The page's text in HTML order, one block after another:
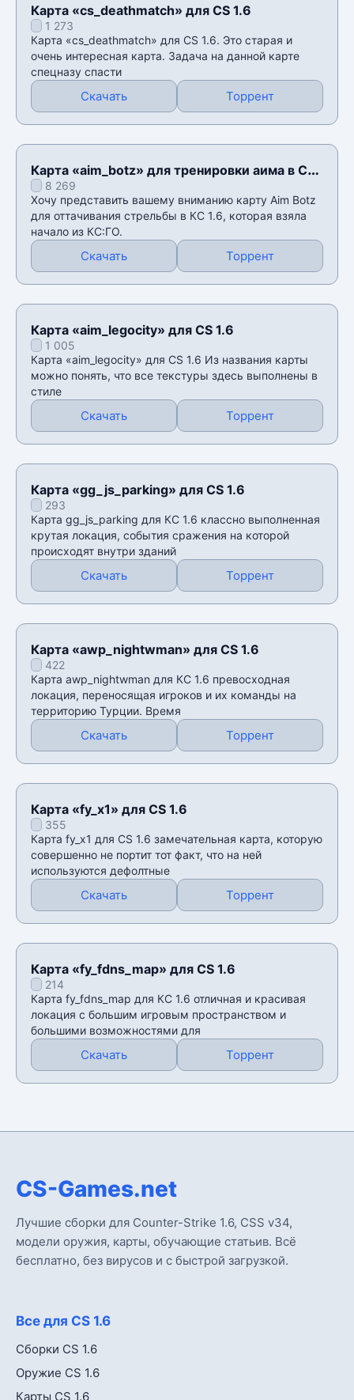
Карта «cs_deathmatch» для CS 1.6
1 273
Карта «cs_deathmatch» для CS 1.6. Это старая и
очень интересная карта. Задача на данной карте
спецназу спасти
Скачать Торрент
Карта «aim_botz» для тренировки аима в CS
1.68 269
Хочу представить вашему вниманию карту Aim Botz
для оттачивания стрельбы в КС 1.6, которая взяла
начало из КС:ГО.
Скачать Торрент
Карта «aim_legocity» для CS 1.6
1 005
Карта «aim_legocity» для CS 1.6 Из названия карты
можно понять, что все текстуры здесь выполнены в
стиле
Скачать Торрент
Карта «gg_js_parking» для CS 1.6
293
Карта gg_js_parking для КС 1.6 классно выполненная
крутая локация, события сражения на которой
происходят внутри зданий
Скачать Торрент
Карта «awp_nightwman» для CS 1.6
422
Карта awp_nightwman для КС 1.6 превосходная
локация, переносящая игроков и их команды на
территорию Турции. Время
Скачать Торрент
Карта «fy_x1» для CS 1.6
355
Карта fy_x1 для CS 1.6 замечательная карта, которую
совершенно не портит тот факт, что на ней
используются дефолтные
Скачать Торрент
Карта «fy_fdns_map» для CS 1.6
214
Карта fy_fdns_map для КС 1.6 отличная и красивая
локация с большим игровым пространством и
большими возможностями для
Скачать Торрент
CS-Games.net
Лучшие сборки для Counter-Strike 1.6, CSS v34,
модели оружия, карты, обучающие статьив. Всё
бесплатно, без вирусов и с быстрой загрузкой.
Все для CS 1.6
Сборки CS 1.6
Оружие CS 1.6
Карты CS 1.6